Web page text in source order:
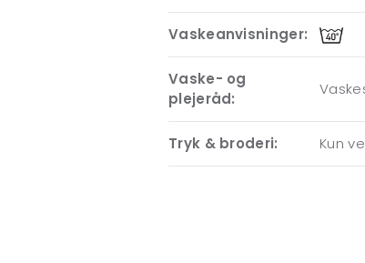
Vaskeanvisninger:
Vaske- og
plejeråd:
Tryk & broderi: Kun